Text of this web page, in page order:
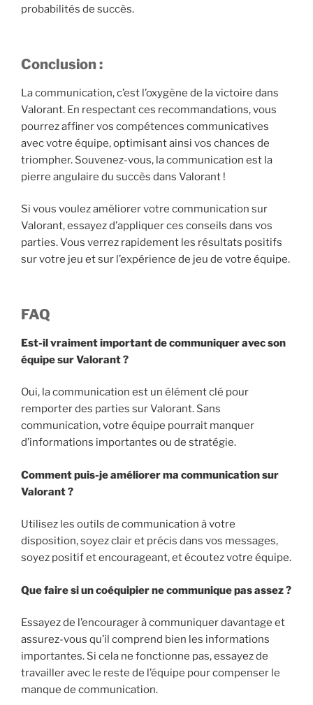
probabilités de succès.
Conclusion :
La communication, c’est l’oxygène de la victoire dans
Valorant. En respectant ces recommandations, vous
pourrez affiner vos compétences communicatives
avec votre équipe, optimisant ainsi vos chances de
triompher. Souvenez-vous, la communication est la
pierre angulaire du succès dans Valorant !
Si vous voulez améliorer votre communication sur
Valorant, essayez d’appliquer ces conseils dans vos
parties. Vous verrez rapidement les résultats positifs
sur votre jeu et sur l’expérience de jeu de votre équipe.
FAQ
Est-il vraiment important de communiquer avec son
équipe sur Valorant ?
Oui, la communication est un élément clé pour
remporter des parties sur Valorant. Sans
communication, votre équipe pourrait manquer
d’informations importantes ou de stratégie.
Comment puis-je améliorer ma communication sur
Valorant ?
Utilisez les outils de communication à votre
disposition, soyez clair et précis dans vos messages,
soyez positif et encourageant, et écoutez votre équipe.
Que faire si un coéquipier ne communique pas assez ?
Essayez de l’encourager à communiquer davantage et
assurez-vous qu’il comprend bien les informations
importantes. Si cela ne fonctionne pas, essayez de
travailler avec le reste de l’équipe pour compenser le
manque de communication.